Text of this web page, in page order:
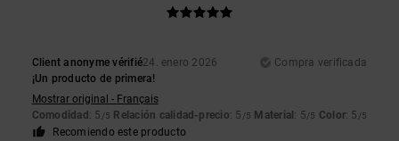
Client anonyme vérifié24. enero 2026
Compra verificada
¡Un producto de primera!
Mostrar original - Français
Comodidad : 5 /5 Relación calidad-precio: 5 /5 Material : 5/5 Color: 5 /5
Recomiendo este producto